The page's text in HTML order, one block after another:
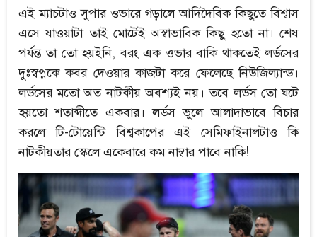
এই ম্যাচটাও সুপার ওভারে গড়ালে আদিদৈবিক কিছুতে বিশ্বাস
এসে যাওয়াটা তাই মোটেই অস্বাভাবিক কিছু হতো না। শেষ
পর্যন্ত তা তো হয়ইনি, বরং এক ওভার বাকি থাকতেই লর্ডসের
দুঃস্বপ্নকে কবর দেওয়ার কাজটা করে ফেলেছে নিউজিল্যান্ড।
লর্ডসের মতো অত নাটকীয় অবশ্যই নয়। তবে লর্ডস তো ঘটে
হয়তো শতাব্দীতে একবার। লর্ডস ভুলে আলাদাভাবে বিচার
করলে টি-টোয়েন্টি বিশ্বকাপের এই সেমিফাইনালটাও কি
নাটকীয়তার স্কেলে একেবারে কম নাম্বার পাবে নাকি!